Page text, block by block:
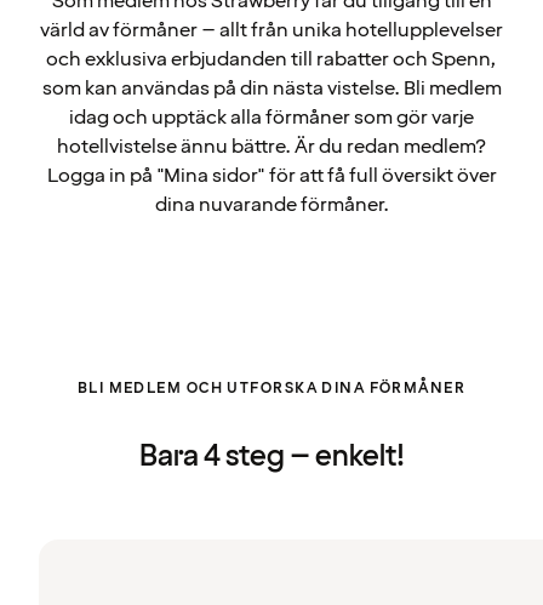
värld av förmåner – allt från unika hotellupplevelser
och exklusiva erbjudanden till rabatter och Spenn,
som kan användas på din nästa vistelse. Bli medlem
idag och upptäck alla förmåner som gör varje
hotellvistelse ännu bättre. Är du redan medlem?
Logga in på "Mina sidor" för att få full översikt över
dina nuvarande förmåner.
BLI MEDLEM OCH UTFORSKA DINA FÖRMÅNER
Bara 4 steg – enkelt!